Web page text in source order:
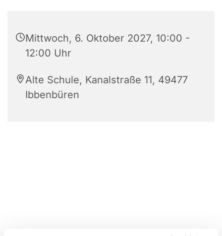
Mittwoch, 6. Oktober 2027, 10:00 -
12:00 Uhr
Alte Schule, Kanalstraße 11, 49477
Ibbenbüren